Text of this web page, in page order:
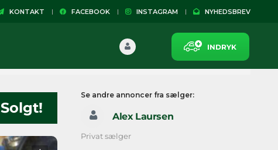
KONTAKT FACEBOOK INSTAGRAM NYHEDSBREV
INDRYK
Solgt!
Se andre annoncer fra sælger:
Alex Laursen
Privat sælger